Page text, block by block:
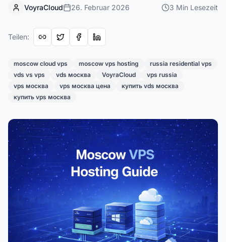
VoyraCloud 26. Februar 2026 3 Min Lesezeit
Teilen:
moscow cloud vps moscow vps hosting
russia residential vps
vds vs vps
vds москва VoyraCloud
vps russia
vps москва
vps москва цена
купить vds москва
купить vps москва